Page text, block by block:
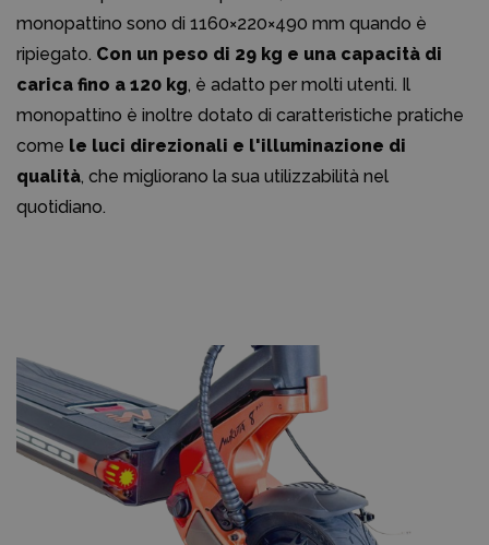
monopattino sono di 1160×220×490 mm quando è
ripiegato. Con un peso di 29 kg e una capacità di
carica fino a 120 kg, è adatto per molti utenti. Il
monopattino è inoltre dotato di caratteristiche pratiche
come le luci direzionali e l'illuminazione di
qualità, che migliorano la sua utilizzabilità nel
quotidiano.